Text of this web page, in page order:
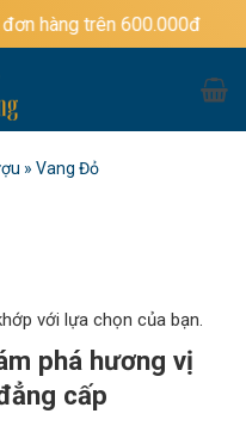
600.000đ
» Vang Đỏ
với lựa chọn của bạn.
phá hương vị
cấp